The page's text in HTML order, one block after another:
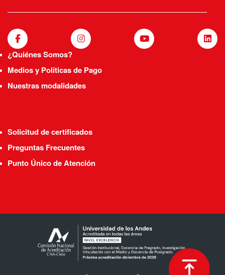
¿Quiénes Somos?
Medios y Políticas de Pago
Nuestras modalidades
Solicitud de certificados
Preguntas Frecuentes
Punto Único de Atención